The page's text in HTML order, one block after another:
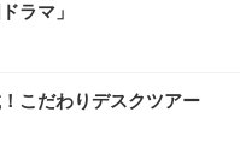
ラマ」
こだわりデスクツアー